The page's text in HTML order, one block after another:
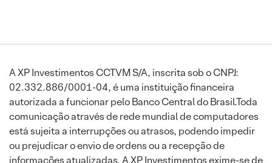
A XP Investimentos CCTVM S/A, inscrita sob o CNPJ:
02.332.886/0001-04, é uma instituição financeira
autorizada a funcionar pelo Banco Central do Brasil.Toda
comunicação através de rede mundial de computadores
está sujeita a interrupções ou atrasos, podendo impedir
ou prejudicar o envio de ordens ou a recepção de
informações atualizadas. A XP Investimentos exime-se de